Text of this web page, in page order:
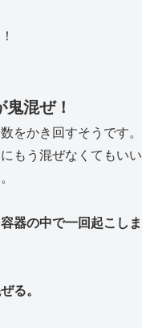
混ぜ！
をかき回すそうです。
もう混ぜなくてもいい
器の中で一回起こしま
る。